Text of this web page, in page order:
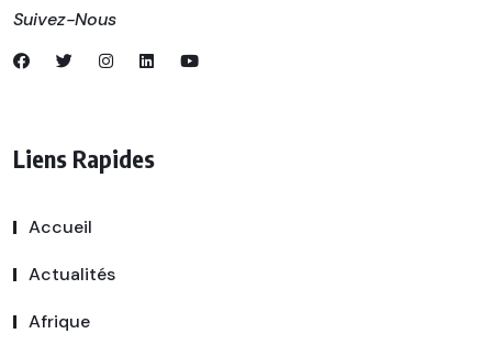
Suivez-Nous
Liens Rapides
Accueil
Actualités
Afrique